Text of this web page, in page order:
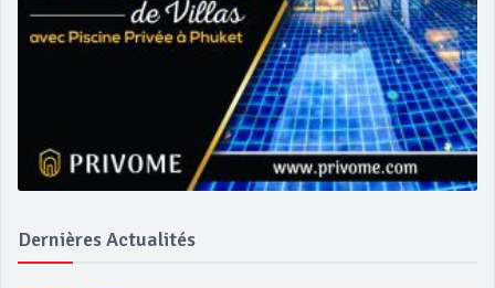
Dernières Actualités